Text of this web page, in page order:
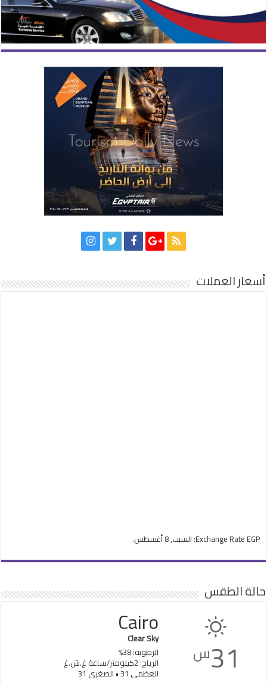
أسعار العملات
Exchange Rate EGP : السبت, 8 أغسطس.
حالة الطقس
31س
Cairo
Clear Sky
الرطوبة: 38%
الرياح: 2كيلومتر/ساعة غ.ش.غ
العظمى 31 • الصغرى 31